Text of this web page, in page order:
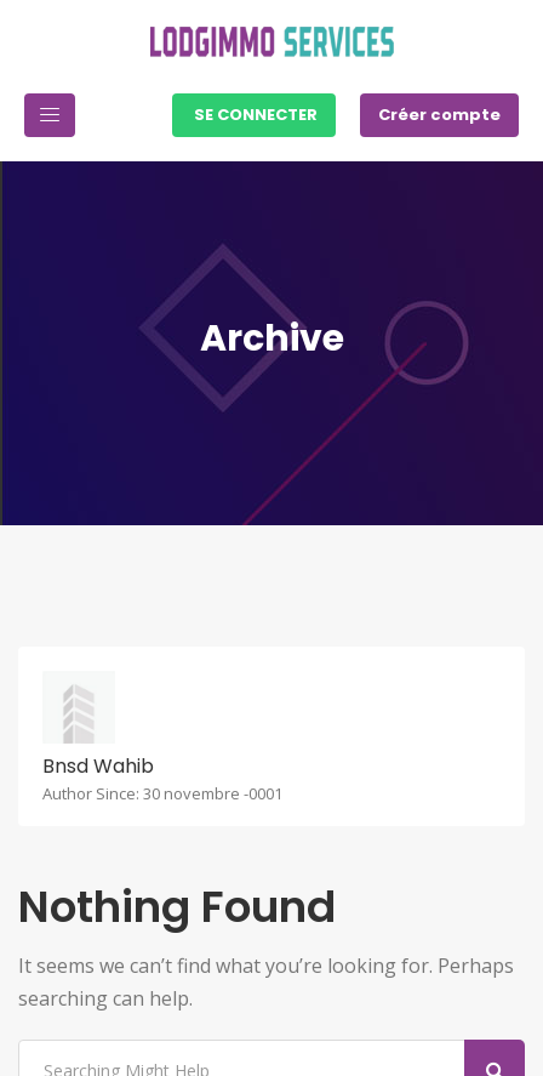
SE CONNECTER Créer compte
Archive
Bnsd Wahib
Author Since: 30 novembre -0001
Nothing Found
It seems we can’t find what you’re looking for. Perhaps
searching can help.